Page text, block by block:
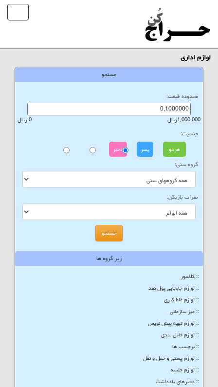
لوازم اداری
جستجو
محدوده قیمت:
1,000,000ریال 0 ریال
جنسیت:
هردو پسر دختر
گروه سنی:
نفرات بازیکن:
زیر گروه ها
:: کلاسور
:: لوازم جابجایی پول نقد
:: لوازم غلط گیری
:: میز سازمانی
:: لوازم تهیه پیش نویس
:: لوازم فایل بندی
:: برچسب ها
:: لوازم پستی و حمل و نقل
:: لوازم جلسه
:: دفترهای یادداشت